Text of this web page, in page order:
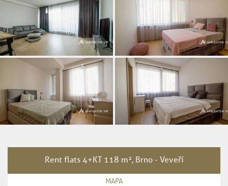
Rent flats 4+KT 118 m², Brno - Veveří
MAPA